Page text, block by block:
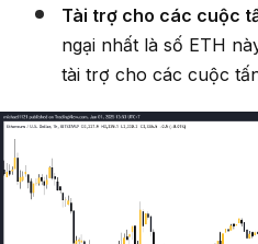
Tài trợ cho các cuộc
ngại nhất là số ETH
tài trợ cho các cuộc